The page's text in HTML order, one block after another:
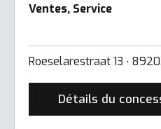
Ventes, Service
Roeselarestraat 13 ∙
Détails du